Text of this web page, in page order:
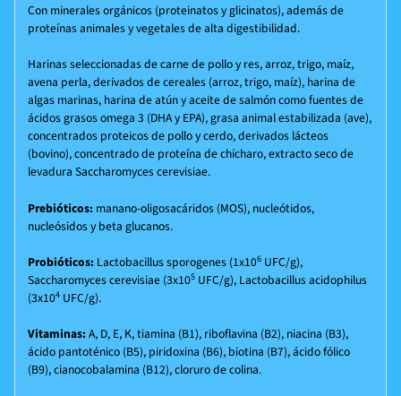
Con minerales orgánicos (proteinatos y glicinatos), además de
proteínas animales y vegetales de alta digestibilidad.
Harinas seleccionadas de carne de pollo y res, arroz, trigo, maíz,
avena perla, derivados de cereales (arroz, trigo, maíz), harina de
algas marinas, harina de atún y aceite de salmón como fuentes de
ácidos grasos omega 3 (DHA y EPA), grasa animal estabilizada (ave),
concentrados proteicos de pollo y cerdo, derivados lácteos
(bovino), concentrado de proteína de chícharo, extracto seco de
levadura Saccharomyces cerevisiae.
Prebióticos: manano-oligosacáridos (MOS), nucleótidos,
nucleósidos y beta glucanos.
Probióticos: Lactobacillus sporogenes (1x106 UFC/g),
Saccharomyces cerevisiae (3x105 UFC/g), Lactobacillus acidophilus
(3x104 UFC/g).
Vitaminas:A, D, E, K, tiamina (B1), riboflavina (B2), niacina (B3),
ácido pantoténico (B5), piridoxina (B6), biotina (B7), ácido fólico
(B9), cianocobalamina (B12), cloruro de colina.